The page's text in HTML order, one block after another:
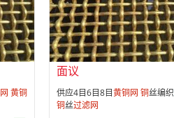
网 黄铜
成立日期：2014-11-24
供应产品：199 条
面议
供应4目6目8目黄铜网 铜丝编织
铜丝过滤网